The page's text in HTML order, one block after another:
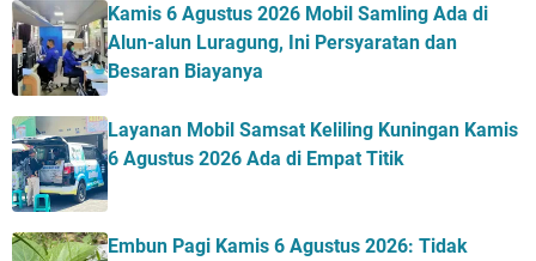
Kamis 6 Agustus 2026 Mobil Samling Ada di
Alun-alun Luragung, Ini Persyaratan dan
Besaran Biayanya
Layanan Mobil Samsat Keliling Kuningan Kamis
6 Agustus 2026 Ada di Empat Titik
Embun Pagi Kamis 6 Agustus 2026: Tidak